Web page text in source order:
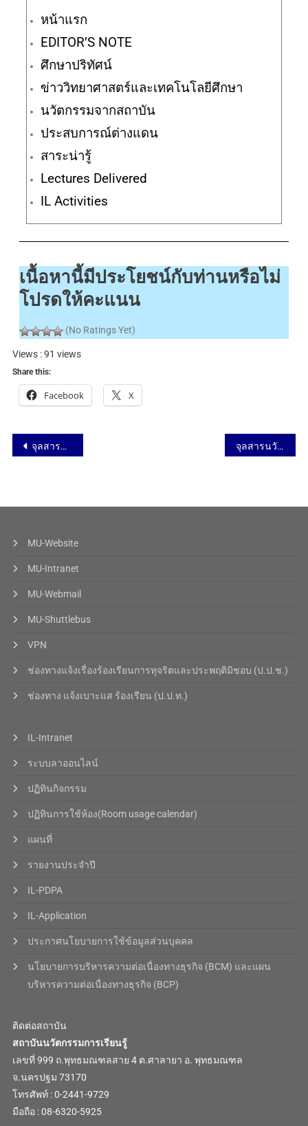
หน้าแรก
EDITOR’S NOTE
ศึกษาปริทัศน์
ข่าววิทยาศาสตร์และเทคโนโลยีศึกษา
นวัตกรรมจากสถาบัน
ประสบการณ์ต่างแดน
สาระน่ารู้
Lectures Delivered
IL Activities
เนื้อหานี้มีประโยชน์กับท่านหรือไม่
โปรดให้คะแนน
(No Ratings Yet)
Views : 91 views
Share this:
Facebook X
จุลสารนวัตกรรม ฉบับที่ 58 – นวัตกรรมจากสถาบัน จุลสารนวัตกรรม ฉบับที่ 58 – สาระน่ารู้
MU-Website
MU-Intranet
MU-Webmail
MU-Shuttlebus
VPN
ช่องทางแจ้งเรื่องร้องเรียนการทุจริตและประพฤติมิชอบ (ป.ป.ช.)
ช่องทาง แจ้งเบาะแส ร้องเรียน (ป.ป.ท.)
IL-Intranet
ระบบลาออนไลน์
ปฏิทินกิจกรรม
ปฏิทินการใช้ห้อง(Room usage calendar)
แผนที่
รายงานประจำปี
IL-PDPA
IL-Application
ประกาศนโยบายการใช้ข้อมูลส่วนบุคคล
นโยบายการบริหารความต่อเนื่องทางธุรกิจ (BCM) และแผน
บริหารความต่อเนื่องทางธุรกิจ (BCP)
ติดต่อสถาบัน
สถาบันนวัตกรรมการเรียนรู้
เลขที่ 999 ถ.พุทธมณฑลสาย 4 ต.ศาลายา อ. พุทธมณฑล
จ.นครปฐม 73170
โทรศัพท์ : 0-2441-9729
มือถือ : 08-6320-5925